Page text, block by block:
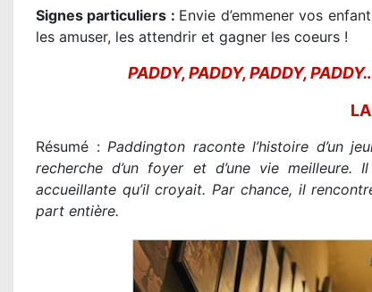
Signes particuliers : Envie d’emmener vos
les amuser, les attendrir et gagner les coeurs !
PADDY, PADDY, PADDY,
Résumé : Paddington raconte l’histoire d’un
recherche d’un foyer et d’une vie
accueillante qu’il croyait. Par chance, il
part entière.